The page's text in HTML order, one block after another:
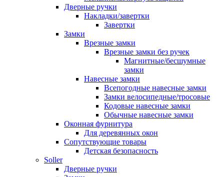
Дверные ручки
Накладки/завертки
Завертки
Замки
Врезные замки
Врезные замки без ручек
Магнитные/бесшумные
замки
Навесные замки
Всепогодные навесные замки
Замки велосипедные/тросовые
Кодовые навесные замки
Обычные навесные замки
Оконная фурнитура
Для деревянных окон
Сопутствующие товары
Детская безопасность
Soller
Дверные ручки